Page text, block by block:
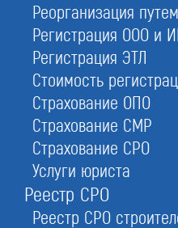
Реорганизация
Регистрация ООО и
Регистрация ЭТЛ
Стоимость
Страхование ОПО
Страхование СМР
Страхование СРО
Услуги юриста
Реестр СРО
Реестр СРО
Размер компфонда обеспечения
63 120 204
Руководство СРО:
Абрамов Валерий Павлович —
Шамузафаров Анвар
Условия